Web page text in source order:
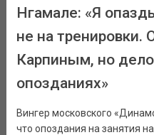
Нгамале: «Я
не на тренировки.
Карпиным, но
опозданиях»
Вингер московского
что опоздания на занятия